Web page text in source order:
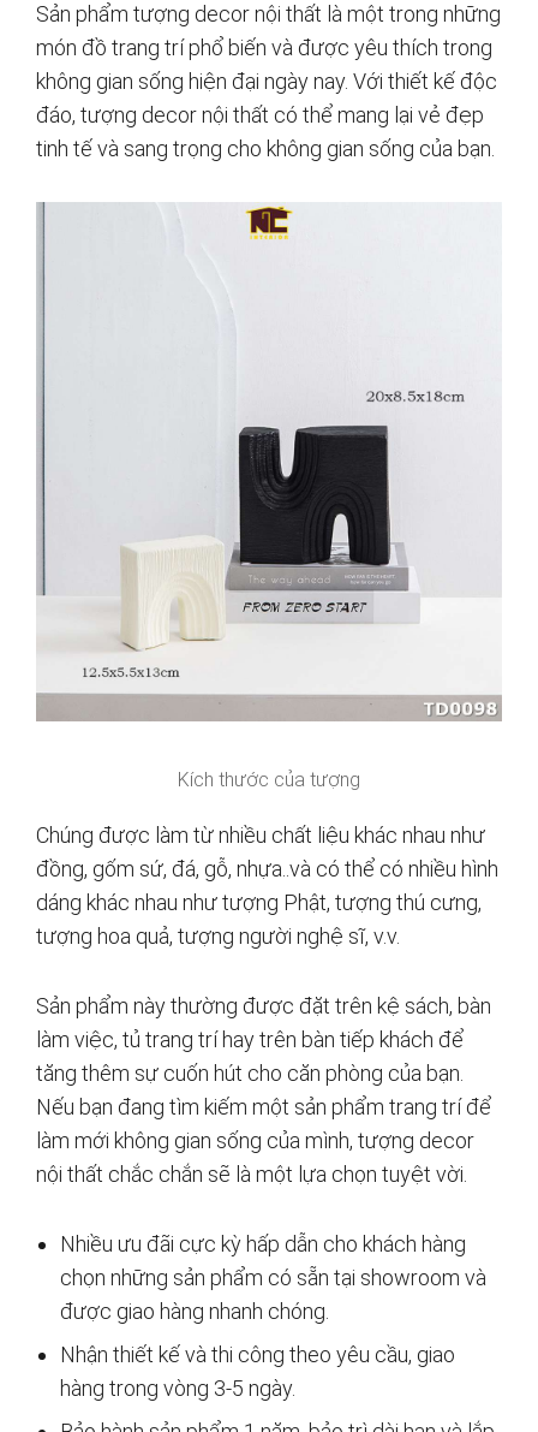
Sản phẩm tượng decor nội thất là một trong những
món đồ trang trí phổ biến và được yêu thích trong
không gian sống hiện đại ngày nay. Với thiết kế độc
đáo, tượng decor nội thất có thể mang lại vẻ đẹp
tinh tế và sang trọng cho không gian sống của bạn.
Kích thước của tượng
Chúng được làm từ nhiều chất liệu khác nhau như
đồng, gốm sứ, đá, gỗ, nhựa..và có thể có nhiều hình
dáng khác nhau như tượng Phật, tượng thú cưng,
tượng hoa quả, tượng người nghệ sĩ, v.v.
Sản phẩm này thường được đặt trên kệ sách, bàn
làm việc, tủ trang trí hay trên bàn tiếp khách để
tăng thêm sự cuốn hút cho căn phòng của bạn.
Nếu bạn đang tìm kiếm một sản phẩm trang trí để
làm mới không gian sống của mình, tượng decor
nội thất chắc chắn sẽ là một lựa chọn tuyệt vời.
Nhiều ưu đãi cực kỳ hấp dẫn cho khách hàng
chọn những sản phẩm có sẵn tại showroom và
được giao hàng nhanh chóng.
Nhận thiết kế và thi công theo yêu cầu, giao
hàng trong vòng 3-5 ngày.